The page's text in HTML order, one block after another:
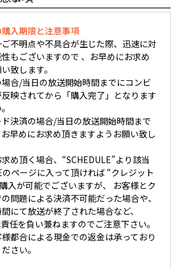
入期限と注意事項
不明点や不具合が生じた際、迅速に対
もございますので 、お早めにお求め
致します。
合/当日の放送開始時間までにコンビ
映されてから「購入完了」となります
決済の場合/当日の放送開始時間まで
早めにお求め頂きますようお願い致し
め頂く場合、“SCHEDULE”より該当
ページに入って頂ければ “クレジット
入が可能でございますが、 お客様とク
問題による決済不可能だった場合や、
にて放送が終了された場合など、
任を負い兼ねますのでご注意下さい。
都合による現金での返金は承っており
さい。